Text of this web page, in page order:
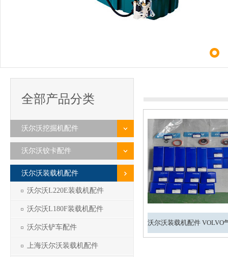
全部产品分类
沃尔沃挖掘机配件
沃尔沃铰卡配件
沃尔沃装载机配件
沃尔沃L220E装载机配件
沃尔沃L180F装载机配件
沃尔沃铲车配件
上海沃尔沃装载机配件